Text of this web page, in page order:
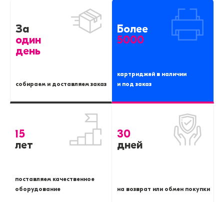
За
один
день
собираем и доставляем заказ
Более
5000
картриджей в наличии
и под заказ
15
лет
поставляем качественное
оборудование
30
дней
на возврат или обмен покупки